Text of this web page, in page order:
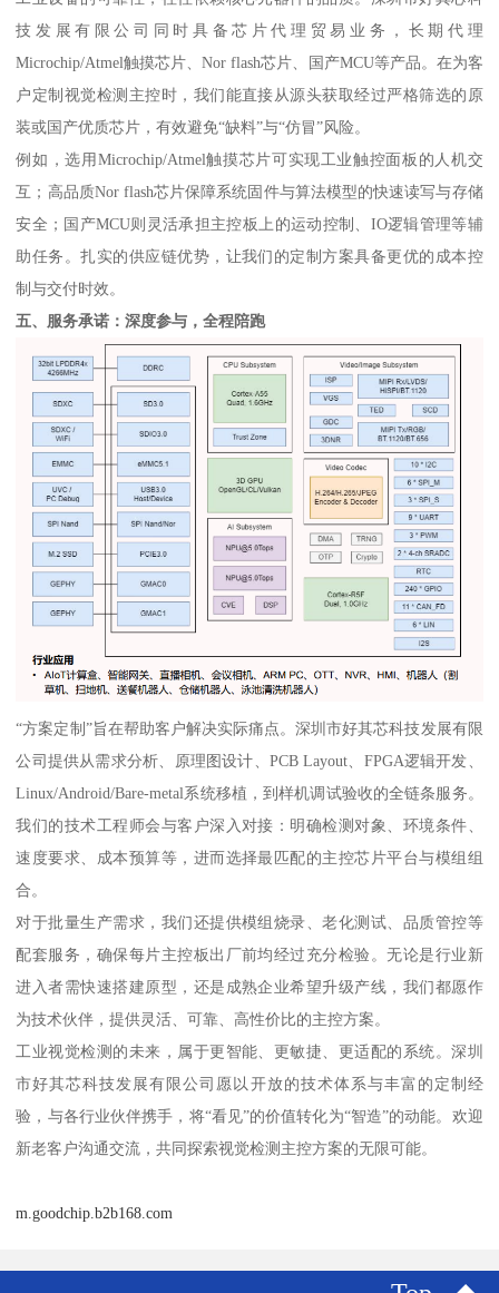
技发展有限公司同时具备芯片代理贸易业务，长期代理
Microchip/Atmel触摸芯片、Nor flash芯片、国产MCU等产品。在为客
户定制视觉检测主控时，我们能直接从源头获取经过严格筛选的原
装或国产优质芯片，有效避免“缺料”与“仿冒”风险。
例如，选用Microchip/Atmel触摸芯片可实现工业触控面板的人机交
互；高品质Nor flash芯片保障系统固件与算法模型的快速读写与存储
安全；国产MCU则灵活承担主控板上的运动控制、IO逻辑管理等辅
助任务。扎实的供应链优势，让我们的定制方案具备更优的成本控
制与交付时效。
五、服务承诺：深度参与，全程陪跑
“方案定制”旨在帮助客户解决实际痛点。深圳市好其芯科技发展有限
公司提供从需求分析、原理图设计、PCB Layout、FPGA逻辑开发、
Linux/Android/Bare-metal系统移植，到样机调试验收的全链条服务。
我们的技术工程师会与客户深入对接：明确检测对象、环境条件、
速度要求、成本预算等，进而选择最匹配的主控芯片平台与模组组
合。
对于批量生产需求，我们还提供模组烧录、老化测试、品质管控等
配套服务，确保每片主控板出厂前均经过充分检验。无论是行业新
进入者需快速搭建原型，还是成熟企业希望升级产线，我们都愿作
为技术伙伴，提供灵活、可靠、高性价比的主控方案。
工业视觉检测的未来，属于更智能、更敏捷、更适配的系统。深圳
市好其芯科技发展有限公司愿以开放的技术体系与丰富的定制经
验，与各行业伙伴携手，将“看见”的价值转化为“智造”的动能。欢迎
新老客户沟通交流，共同探索视觉检测主控方案的无限可能。
m.goodchip.b2b168.com